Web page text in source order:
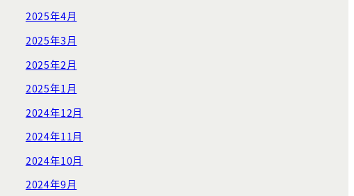
2025年4月
2025年3月
2025年2月
2025年1月
2024年12月
2024年11月
2024年10月
2024年9月